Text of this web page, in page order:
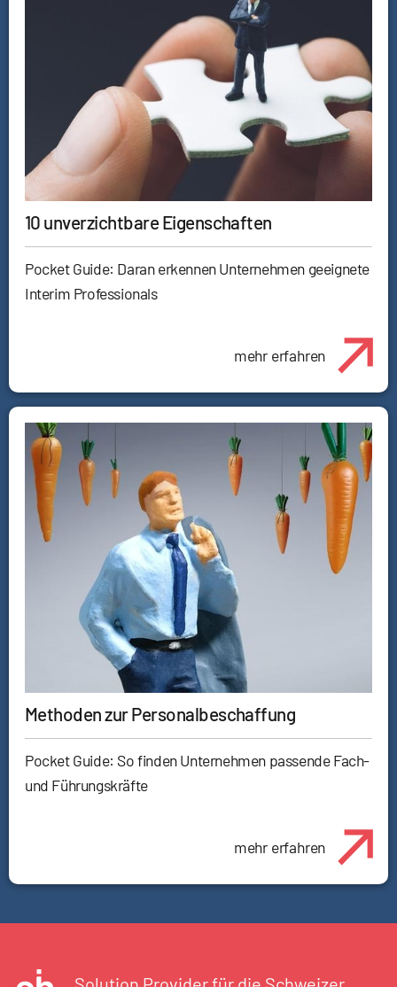
10 unverzichtbare Eigenschaften
Pocket Guide: Daran erkennen Unternehmen geeignete
Interim Professionals
mehr erfahren
Methoden zur Personalbeschaffung
Pocket Guide: So finden Unternehmen passende Fach-
und Führungskräfte
mehr erfahren